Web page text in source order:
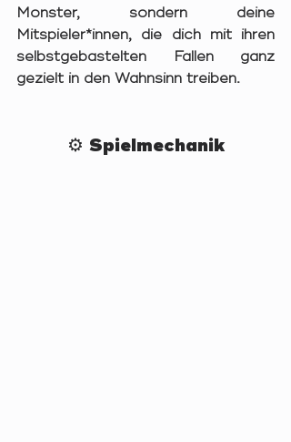
Monster, sondern deine
Mitspieler*innen, die dich mit ihren
selbstgebastelten Fallen ganz
gezielt in den Wahnsinn treiben.
⚙️ Spielmechanik